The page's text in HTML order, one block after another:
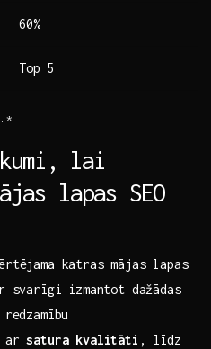
60%
Top 5
lai
lapas ‍SEO⁣
katras mājas⁤ lapas
svarīgi izmantot dažādas
arsatura kvalitāti , ‍līdz